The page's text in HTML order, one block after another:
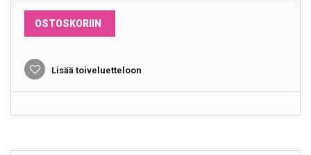
OSTOSKORIIN
Lisää toiveluetteloon